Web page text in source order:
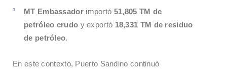
MT Embassadorimportó 51,805 TM de
petróleo crudo y exportó 18,331 TM de residuo
de petróleo.
En este contexto, Puerto Sandino continuó